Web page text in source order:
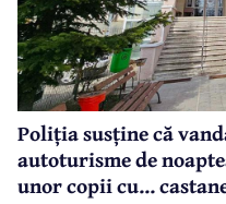
Poliția susține că
autoturisme de
unor copii cu...